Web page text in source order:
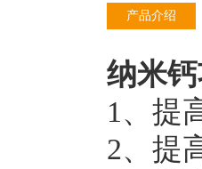
产品介绍
纳米
1、提
2、提